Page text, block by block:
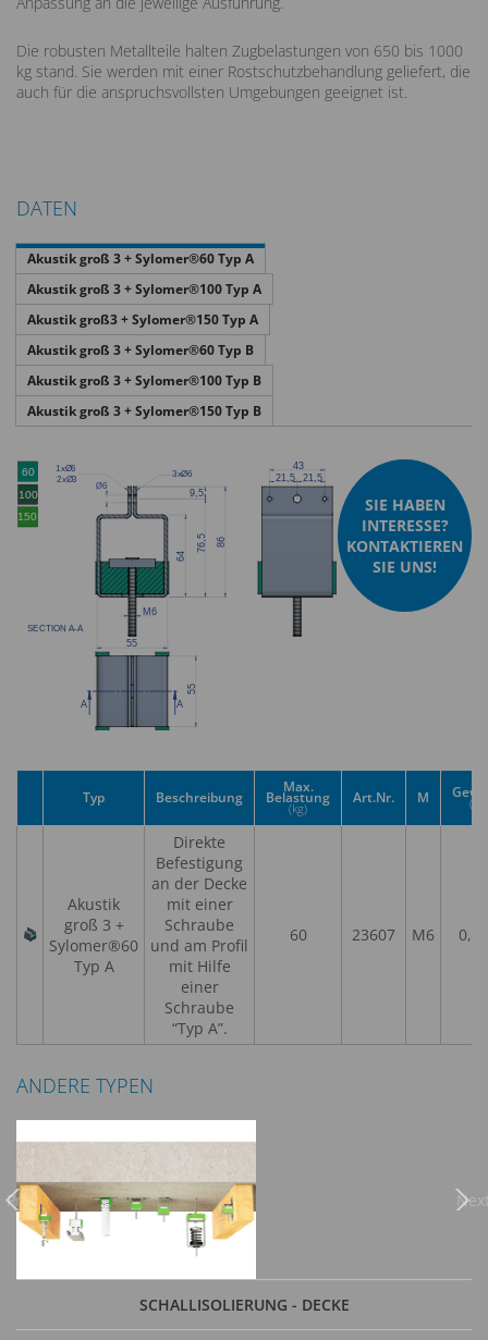
Die robusten Metallteile halten Zugbelastungen von 650 bis 1000
kg stand. Sie werden mit einer Rostschutzbehandlung geliefert, die
auch für die anspruchsvollsten Umgebungen geeignet ist.
DATEN
Akustik groß 3 + Sylomer®60 Typ A
Akustik groß 3 + Sylomer®100 Typ A
Akustik groß3 + Sylomer®150 Typ A
Akustik groß 3 + Sylomer®60 Typ B
Akustik groß 3 + Sylomer®100 Typ B
Akustik groß 3 + Sylomer®150 Typ B
SIE HABEN
INTERESSE?
KONTAKTIEREN
SIE UNS!
Typ Beschreibung
Max.
Belastung
(kg)
Art.Nr. M (kg)
Akustik
groß 3 +
Sylomer®60
Typ A
Direkte
Befestigung
an der Decke
mit einer
Schraube
und am Profil
mit Hilfe
einer
Schraube
“Typ A”.
60 23607 M6
ANDERE TYPEN
SCHALLISOLIERUNG - DECKE
Previous Next